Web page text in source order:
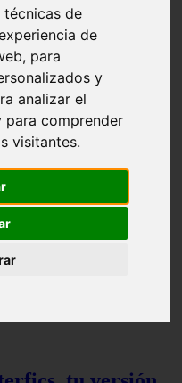
de
de
para
y
analizar el
comprender
visitantes.
amor! - Fanfics de Harry
Potterfics, tu